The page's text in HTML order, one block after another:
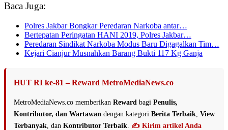
Baca Juga:
Polres Jakbar Bongkar Peredaran Narkoba antar…
Bertepatan Peringatan HANI 2019, Polres Jakbar…
Peredaran Sindikat Narkoba Modus Baru Digagalkan Tim…
Kejari Cianjur Musnahkan Barang Bukti 117 Kg Ganja
HUT RI ke-81 – Reward MetroMediaNews.co
MetroMediaNews.co memberikan Reward bagi Penulis,
Kontributor, dan Wartawan dengan kategori Berita Terbaik View
Terbanyak , dan Kontributor Terbaik ✍️ Kirim artikel Anda